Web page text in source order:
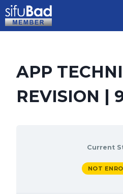
APP
REVISION |
Current
NOT